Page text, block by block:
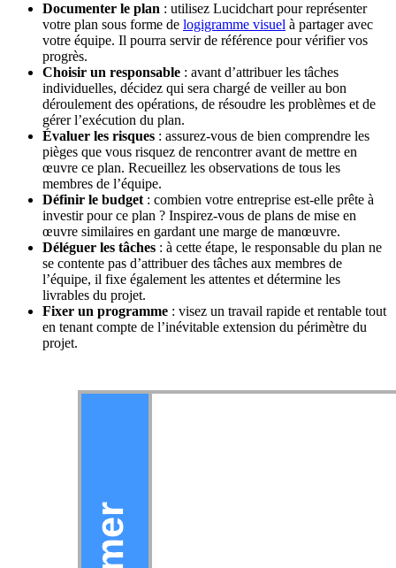
Documenter le plan : utilisez Lucidchart pour représenter
votre plan sous forme de logigramme visuel à partager avec
votre équipe. Il pourra servir de référence pour vérifier vos
progrès.
Choisir un responsable : avant d’attribuer les tâches
individuelles, décidez qui sera chargé de veiller au bon
déroulement des opérations, de résoudre les problèmes et de
gérer l’exécution du plan.
Évaluer les risques : assurez-vous de bien comprendre les
pièges que vous risquez de rencontrer avant de mettre en
œuvre ce plan. Recueillez les observations de tous les
membres de l’équipe.
Définir le budget : combien votre entreprise est-elle prête à
investir pour ce plan ? Inspirez-vous de plans de mise en
œuvre similaires en gardant une marge de manœuvre.
Déléguer les tâches : à cette étape, le responsable du plan ne
se contente pas d’attribuer des tâches aux membres de
l’équipe, il fixe également les attentes et détermine les
livrables du projet.
Fixer un programme : visez un travail rapide et rentable tout
en tenant compte de l’inévitable extension du périmètre du
projet.